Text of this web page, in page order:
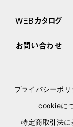
WEBカタログ
お問い合わせ
プライバシーポリ
cookieに
特定商取引法に